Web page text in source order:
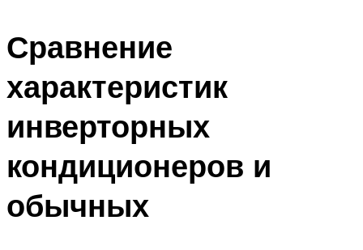
Сравнение
характеристик
инверторных
кондиционеров и
обычных